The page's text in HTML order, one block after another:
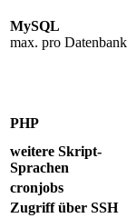
MySQL
max. pro Datenbank
PHP
weitere Skript-
Sprachen
cronjobs
Zugriff über SSH